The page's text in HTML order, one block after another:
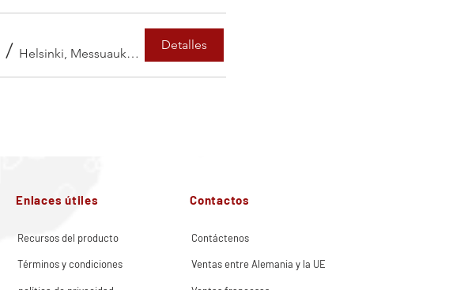
/ Helsinki, Messuaukio 1, 00520 Helsinki, Finlandia
Detalles
Enlaces útiles
Recursos del producto
Términos y condiciones
Contactos
Contáctenos
Ventas entre Alemania y la UE